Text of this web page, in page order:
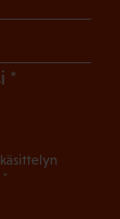
(Pakollinen)